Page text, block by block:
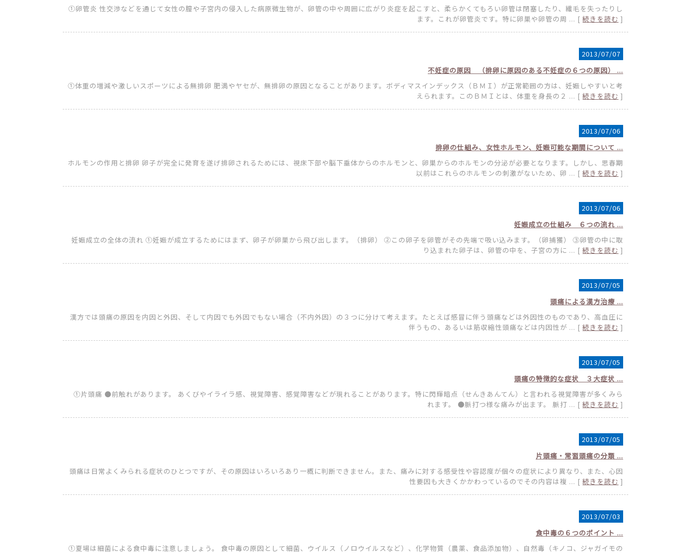
①卵管炎 性交渉などを通じて女性の膣や子宮内の侵入した病原微生物が、卵管の中や周囲に広がり炎症を起こすと、柔らかくてもろい卵管は閉塞したり、繊毛を失ったりし
ます。これが卵管炎です。特に卵巣や卵管の周 ... [ 続きを読む ]
2013/07/07
不妊症の原因 （排卵に原因のある不妊症の６つの原因） ...
①体重の増減や激しいスポーツによる無排卵 肥満やヤセが、無排卵の原因となることがあります。ボディマスインデックス（ＢＭＩ）が正常範囲の方は、妊娠しやすいと考
えられます。このＢＭＩとは、体重を身長の２ ... [ 続きを読む ]
2013/07/06
排卵の仕組み、女性ホルモン、妊娠可能な期間について ...
ホルモンの作用と排卵 卵子が完全に発育を遂げ排卵されるためには、視床下部や脳下垂体からのホルモンと、卵巣からのホルモンの分泌が必要となります。しかし、思春期
以前はこれらのホルモンの刺激がないため、卵 ... [ 続きを読む ]
2013/07/06
妊娠成立の仕組み ６つの流れ ...
妊娠成立の全体の流れ ①妊娠が成立するためにはまず、卵子が卵巣から飛び出します。（排卵） ②この卵子を卵管がその先端で吸い込みます。（卵捕獲） ③卵管の中に取
り込まれた卵子は、卵管の中を、子宮の方に ... [ 続きを読む ]
2013/07/05
頭痛による漢方治療 ...
漢方では頭痛の原因を内因と外因、そして内因でも外因でもない場合（不内外因）の３つに分けて考えます。たとえば感冒に伴う頭痛などは外因性のものであり、高血圧に
伴うもの、あるいは筋収縮性頭痛などは内因性が ... [ 続きを読む ]
2013/07/05
頭痛の特徴的な症状 ３大症状 ...
①片頭痛 ●前触れがあります。 あくびやイライラ感、視覚障害、感覚障害などが現れることがあります。特に閃輝暗点（せんきあんてん）と言われる視覚障害が多くみら
れます。 ●脈打つ様な痛みが出ます。 脈打 ... [ 続きを読む ]
2013/07/05
片頭痛・常習頭痛の分類 ...
頭痛は日常よくみられる症状のひとつですが、その原因はいろいろあり一概に判断できません。また、痛みに対する感受性や容認度が個々の症状により異なり、また、心因
性要因も大きくかかわっているのでその内容は複 ... [ 続きを読む ]
2013/07/03
食中毒の６つのポイント ...
①夏場は細菌による食中毒に注意しましょう。 食中毒の原因として細菌、ウイルス（ノロウイルスなど）、化学物質（農薬、食品添加物）、自然毒（キノコ、ジャガイモの